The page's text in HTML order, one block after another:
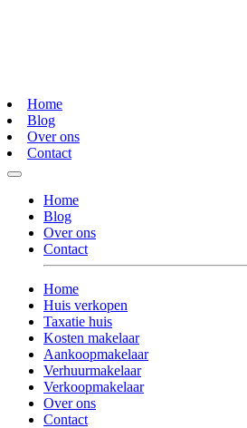
Home
Blog
Over ons
Contact
Home
Blog
Over ons
Contact
Home
Huis verkopen
Taxatie huis
Kosten makelaar
Aankoopmakelaar
Verhuurmakelaar
Verkoopmakelaar
Over ons
Contact